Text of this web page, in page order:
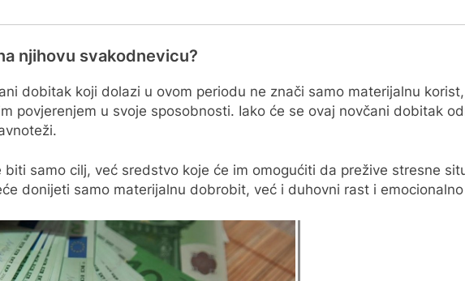
njihovu svakodnevicu?
dobitak koji dolazi u ovom periodu ne znači samo materijalnu
povjerenjem u svoje sposobnosti. Iako će se ovaj novčani dobitak
biti samo cilj, već sredstvo koje će im omogućiti da prežive stresne
donijeti samo materijalnu dobrobit, već i duhovni rast i